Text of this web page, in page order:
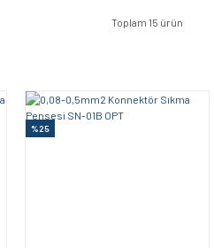
Toplam 15 ürün
%25